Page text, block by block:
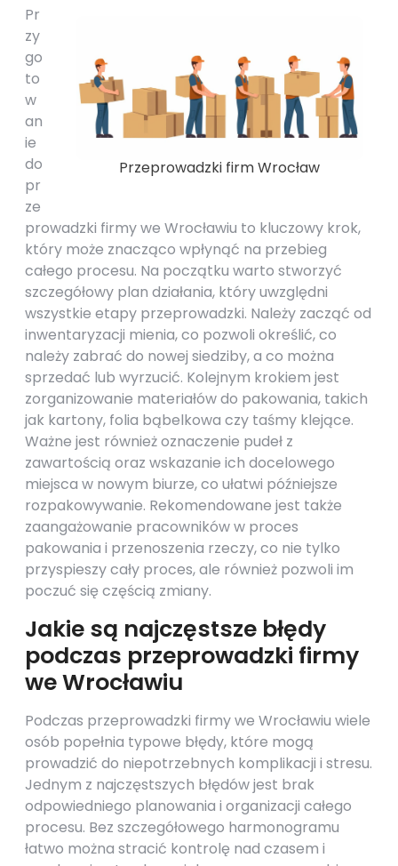
Przeprowadzki firm Wrocław
Pr
zy
go
to
w
an
ie
do
pr
ze
prowadzki firmy we Wrocławiu to kluczowy krok,
który może znacząco wpłynąć na przebieg
całego procesu. Na początku warto stworzyć
szczegółowy plan działania, który uwzględni
wszystkie etapy przeprowadzki. Należy zacząć od
inwentaryzacji mienia, co pozwoli określić, co
należy zabrać do nowej siedziby, a co można
sprzedać lub wyrzucić. Kolejnym krokiem jest
zorganizowanie materiałów do pakowania, takich
jak kartony, folia bąbelkowa czy taśmy klejące.
Ważne jest również oznaczenie pudeł z
zawartością oraz wskazanie ich docelowego
miejsca w nowym biurze, co ułatwi późniejsze
rozpakowywanie. Rekomendowane jest także
zaangażowanie pracowników w proces
pakowania i przenoszenia rzeczy, co nie tylko
przyspieszy cały proces, ale również pozwoli im
poczuć się częścią zmiany.
Jakie są najczęstsze błędy
podczas przeprowadzki firmy
we Wrocławiu
Podczas przeprowadzki firmy we Wrocławiu wiele
osób popełnia typowe błędy, które mogą
prowadzić do niepotrzebnych komplikacji i stresu.
Jednym z najczęstszych błędów jest brak
odpowiedniego planowania i organizacji całego
procesu. Bez szczegółowego harmonogramu
łatwo można stracić kontrolę nad czasem i